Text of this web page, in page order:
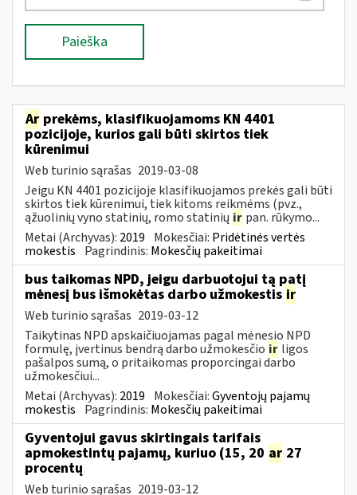
Paieška
Ar prekėms, klasifikuojamoms KN 4401
pozicijoje, kurios gali būti skirtos tiek
kūrenimui
Web turinio sąrašas 2019-03-08
Jeigu KN 4401 pozicijoje klasifikuojamos prekės gali būti
skirtos tiek kūrenimui, tiek kitoms reikmėms (pvz.,
ąžuolinių vyno statinių, romo statinių ir pan. rūkymo...
Metai (Archyvas): 2019 Mokesčiai: Pridėtinės vertės
mokestis Pagrindinis: Mokesčių pakeitimai
bus taikomas NPD, jeigu darbuotojui tą patį
mėnesį bus išmokėtas darbo užmokestis ir
Web turinio sąrašas 2019-03-12
Taikytinas NPD apskaičiuojamas pagal mėnesio NPD
formulę, įvertinus bendrą darbo užmokesčio ir ligos
pašalpos sumą, o pritaikomas proporcingai darbo
užmokesčiui...
Metai (Archyvas): 2019 Mokesčiai:Gyventojų pajamų
mokestis Pagrindinis: Mokesčių pakeitimai
Gyventojui gavus skirtingais tarifais
apmokestintų pajamų, kuriuo (15, 20 ar 27
procentų
Web turinio sąrašas 2019-03-12